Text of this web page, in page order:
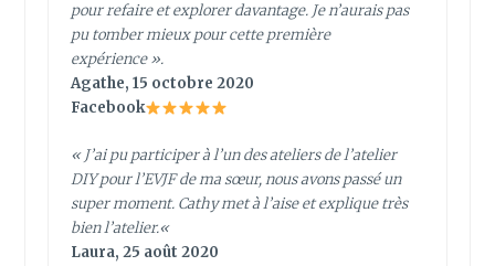
pour refaire et explorer davantage. Je n’aurais pas
pu tomber mieux pour cette première
expérience ».
Agathe, 15 octobre 2020
Facebook
«J’ai pu participer à l’un des ateliers de l’atelier
DIY pour l’EVJF de ma sœur, nous avons passé un
super moment. Cathy met à l’aise et explique très
bien l’atelier.«
Laura, 25 août 2020